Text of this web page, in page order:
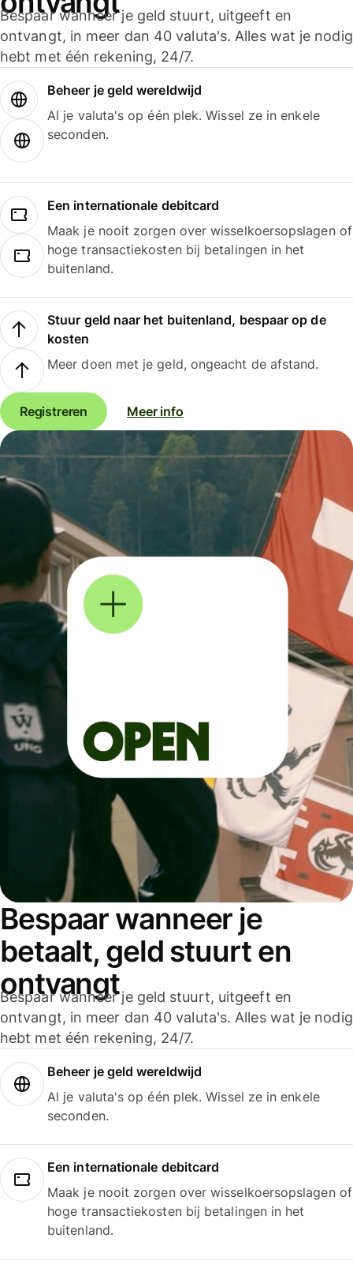
Bespaar wanneer je geld stuurt, uitgeeft en
ontvangt, in meer dan 40 valuta's. Alles wat je nodig
hebt met één rekening, 24/7.
Beheer je geld wereldwijd
Al je valuta's op één plek. Wissel ze in enkele
seconden.
Een internationale debitcard
Maak je nooit zorgen over wisselkoersopslagen of
hoge transactiekosten bij betalingen in het
buitenland.
Stuur geld naar het buitenland, bespaar op de
kosten
Meer doen met je geld, ongeacht de afstand.
Registreren Meer info
Bespaar wanneer je
betaalt, geld stuurt en
ontvangt
Bespaar wanneer je geld stuurt, uitgeeft en
ontvangt, in meer dan 40 valuta's. Alles wat je nodig
hebt met één rekening, 24/7.
Beheer je geld wereldwijd
Al je valuta's op één plek. Wissel ze in enkele
seconden.
Een internationale debitcard
Maak je nooit zorgen over wisselkoersopslagen of
hoge transactiekosten bij betalingen in het
buitenland.